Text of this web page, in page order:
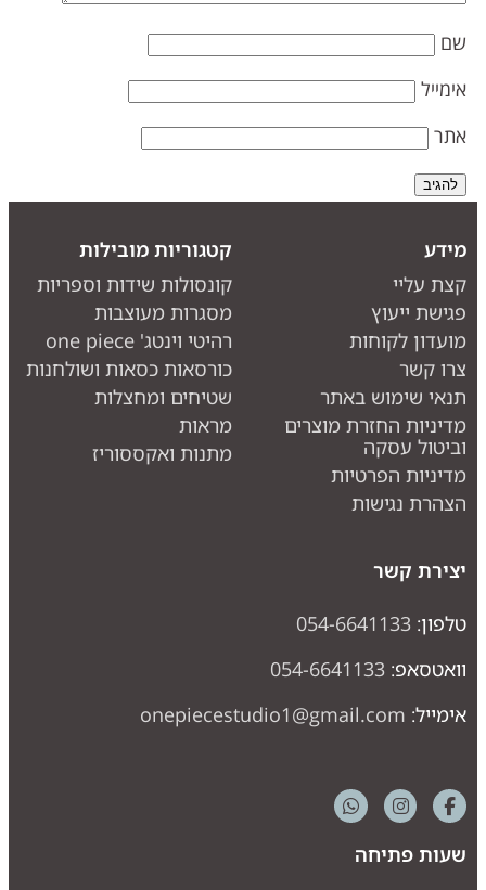
עליי
ייעוץ
לקוחות
קשר
שימוש באתר
החזרת מוצרים
עסקה
הפרטיות
נגישות
קטגוריות מובילות
קונסולות שידות וספריות
מסגרות מעוצבות
רהיטי וינטג' one piece
כורסאות כסאות ושולחנות
שטיחים ומחצלות
מראות
מתנות ואקססוריז
קשר
054-6641133
054-6641133
onepiecestudio1@gmail.com
פתיחה